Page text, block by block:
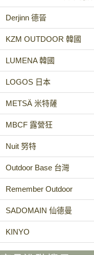
Derjinn 德晉
KZM OUTDOOR 韓國
LUMENA 韓國
LOGOS 日本
METSÄ 米特薩
MBCF 露營狂
Nuit 努特
Outdoor Base 台灣
Remember Outdoor
SADOMAIN 仙德曼
KINYO